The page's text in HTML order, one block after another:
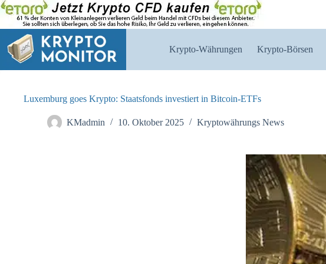
Zum
Inhalt
springen
Krypto-Währungen Krypto-Börsen
Luxemburg goes Krypto: Staatsfonds investiert in Bitcoin-ETFs
KMadmin 10. Oktober 2025 Kryptowährungs News